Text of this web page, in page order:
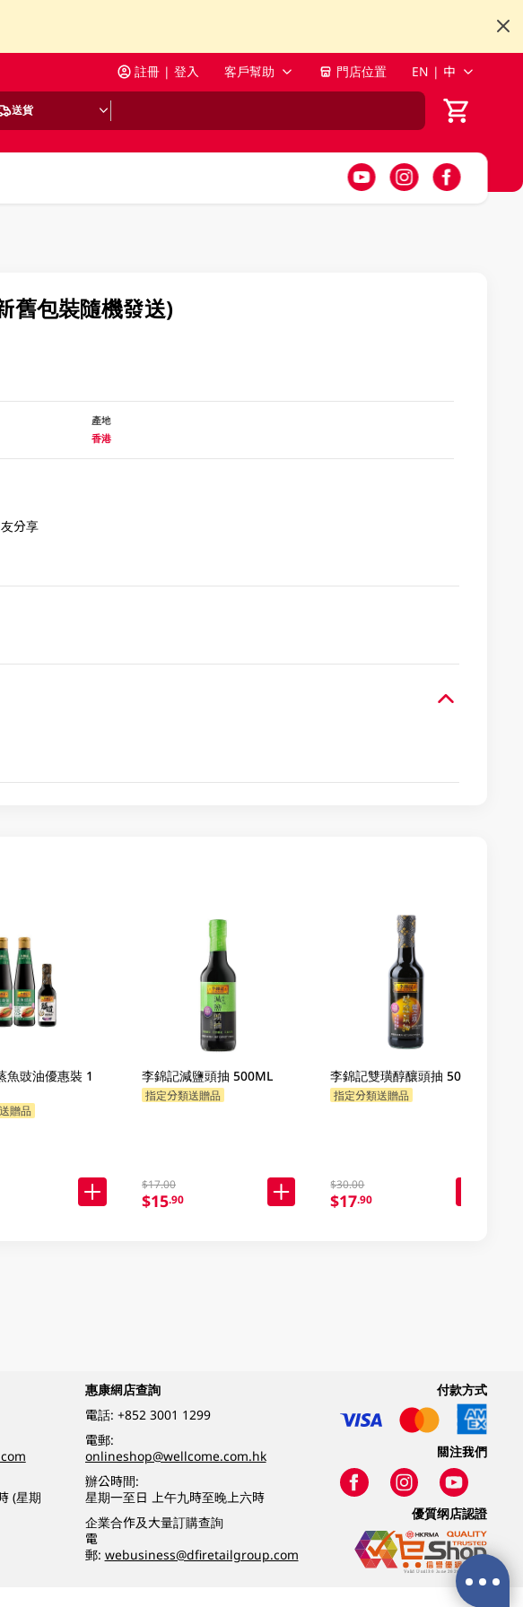
註冊 | 登入 客戶幫助 門店位置 EN | 中
送貨
舊包裝隨機發送)
產地
香港
分享
魚豉油優惠裝 1
贈品
李錦記減鹽頭抽 500ML
指定分類送贈品
$17.00
$15.90
李錦記雙璜醇釀頭抽 500ML
指定分類送贈品
$30.00
$17.90
(星期
惠康網店查詢
電話: +852 3001 1299
電郵:
onlineshop@wellcome.com.hk
辦公時間:
星期一至日 上午九時至晚上六時
企業合作及大量訂購查詢
電
郵: webusiness@dfiretailgroup.com
付款方式
關注我們
優質纲店認證